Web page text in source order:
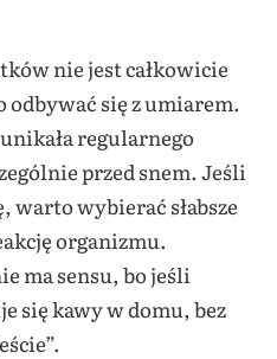
nie jest całkowicie
się z umiarem.
regularnego
przed snem. Jeśli
warto wybierać słabsze
organizmu.
ma sensu, bo jeśli
się kawy w domu, bez